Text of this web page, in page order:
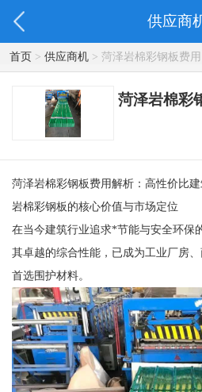
供应商
首页> 供应商机> 菏泽岩棉彩钢板费用
菏泽岩棉彩
菏泽岩棉彩钢板费用解析：高性价比
岩棉彩钢板的核心价值与市场定位
在当今建筑行业追求*节能与安全环保
其卓越的综合性能，已成为工业厂房
首选围护材料。